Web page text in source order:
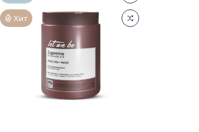
Хит